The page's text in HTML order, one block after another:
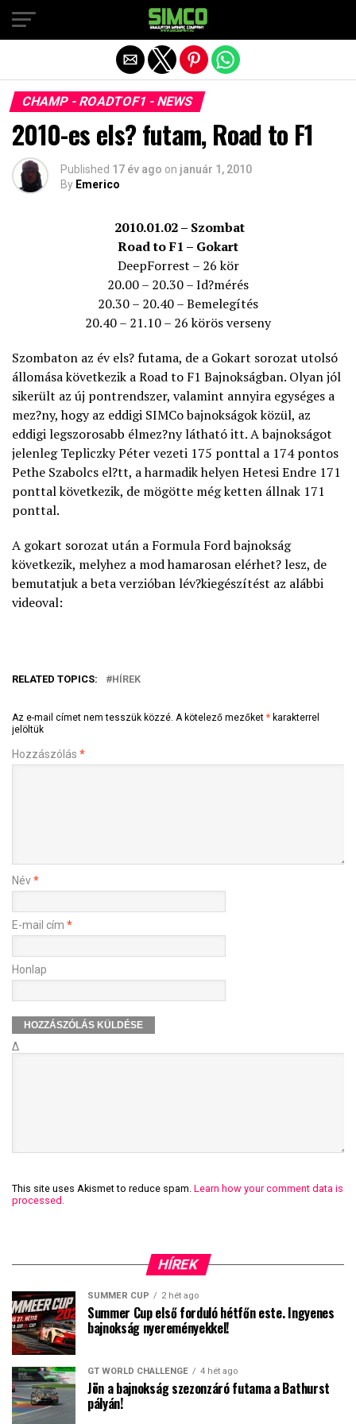
CHAMP - ROADTOF1 - NEWS
2010-es els? futam, Road to F1
Published 17 év ago on január 1, 2010
By Emerico
2010.01.02 – Szombat
Road to F1 – Gokart
DeepForrest – 26 kör
20.00 – 20.30 – Id?mérés
20.30 – 20.40 – Bemelegítés
20.40 – 21.10 – 26 körös verseny
Szombaton az év els? futama, de a Gokart sorozat utolsó
állomása következik a Road to F1 Bajnokságban. Olyan jól
sikerült az új pontrendszer, valamint annyira egységes a
mez?ny, hogy az eddigi SIMCo bajnokságok közül, az
eddigi legszorosabb élmez?ny látható itt. A bajnokságot
jelenleg Tepliczky Péter vezeti 175 ponttal a 174 pontos
Pethe Szabolcs el?tt, a harmadik helyen Hetesi Endre 171
ponttal következik, de mögötte még ketten állnak 171
ponttal.
A gokart sorozat után a Formula Ford bajnokság
következik, melyhez a mod hamarosan elérhet? lesz, de
bemutatjuk a beta verzióban lév?kiegészítést az alábbi
videoval:
RELATED TOPICS: HÍREK
Az e-mail címet nem tesszük közzé. A kötelező mezőket * karakterrel
jelöltük
Hozzászólás *
Név*
E-mail cím *
Honlap
Δ
This site uses Akismet to reduce spam. Learn how your comment data is
processed.
HÍREK
SUMMER CUP 2 hét ago
Summer Cup első forduló hétfőn este. Ingyenes
bajnokság nyereményekkel!
GT WORLD CHALLENGE 4 hét ago
Jön a bajnokság szezonzáró futama a Bathurst
pályán!
Exit mobile version